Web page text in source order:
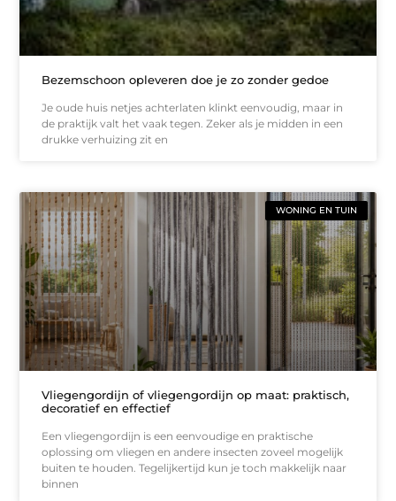
Bezemschoon opleveren doe je zo zonder gedoe
Je oude huis netjes achterlaten klinkt eenvoudig, maar in
de praktijk valt het vaak tegen. Zeker als je midden in een
drukke verhuizing zit en
WONING EN TUIN
Vliegengordijn of vliegengordijn op maat: praktisch,
decoratief en effectief
Een vliegengordijn is een eenvoudige en praktische
oplossing om vliegen en andere insecten zoveel mogelijk
buiten te houden. Tegelijkertijd kun je toch makkelijk naar
binnen